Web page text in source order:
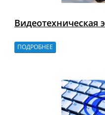
Видеотехническая
ПОДРОБНЕЕ